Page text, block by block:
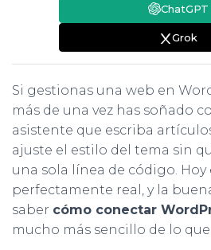
ChatGPT
Grok
Si gestionas una web en
más de una vez has soñado
asistente que escriba
ajuste el estilo del tema sin
una sola línea de código. Hoy
perfectamente real, y la
saber cómo conectar
mucho más sencillo de lo que